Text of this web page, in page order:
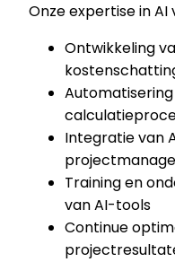
Onze expertise in
Ontwikkeling
Integratie van
Training en
van AI-tools
Continue